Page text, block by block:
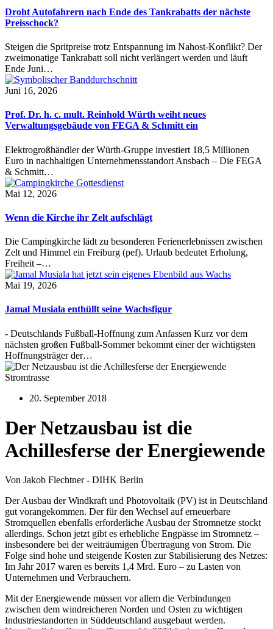
Droht Autofahrern nach Ende des Tankrabatts der nächste
Preisschock?
Steigen die Spritpreise trotz Entspannung im Nahost-Konflikt? Der
zweimonatige Tankrabatt soll nicht verlängert werden und läuft
Ende Juni…
Juni 16, 2026
Prof. Dr. h. c. mult. Reinhold Würth weiht neues
Verwaltungsgebäude von FEGA & Schmitt ein
Elektrogroßhändler der Würth-Gruppe investiert 18,5 Millionen
Euro in nachhaltigen Unternehmensstandort Ansbach – Die FEGA
& Schmitt…
Mai 12, 2026
Wenn die Kirche ihr Zelt aufschlägt
Die Campingkirche lädt zu besonderen Ferienerlebnissen zwischen
Zelt und Himmel ein Freiburg (pef). Urlaub bedeutet Erholung,
Freiheit –…
Mai 19, 2026
Jamal Musiala enthüllt seine Wachsfigur
- Deutschlands Fußball-Hoffnung zum Anfassen Kurz vor dem
nächsten großen Fußball-Sommer bekommt einer der wichtigsten
Hoffnungsträger der…
Stromtrasse
20. September 2018
Der Netzausbau ist die
Achillesferse der Energiewende
Von Jakob Flechtner - DIHK Berlin
Der Ausbau der Windkraft und Photovoltaik (PV) ist in Deutschland
gut vorangekommen. Der für den Wechsel auf erneuerbare
Stromquellen ebenfalls erforderliche Ausbau der Stromnetze stockt
allerdings. Schon jetzt gibt es erhebliche Engpässe im Stromnetz –
insbesondere bei der weiträumigen Übertragung von Strom. Die
Folge sind hohe und steigende Kosten zur Stabilisierung des Netzes:
Im Jahr 2017 waren es bereits 1,4 Mrd. Euro – zu Lasten von
Unternehmen und Verbrauchern.
Mit der Energiewende müssen vor allem die Verbindungen
zwischen dem windreicheren Norden und Osten zu wichtigen
Industriestandorten in Süddeutschland ausgebaut werden.